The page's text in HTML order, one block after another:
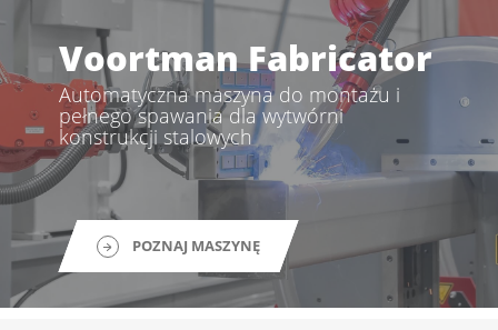
Voortman Fabricator
Automatyczna maszyna do montażu i
pełnego spawania dla wytwórni
konstrukcji stalowych
POZNAJ MASZYNĘ